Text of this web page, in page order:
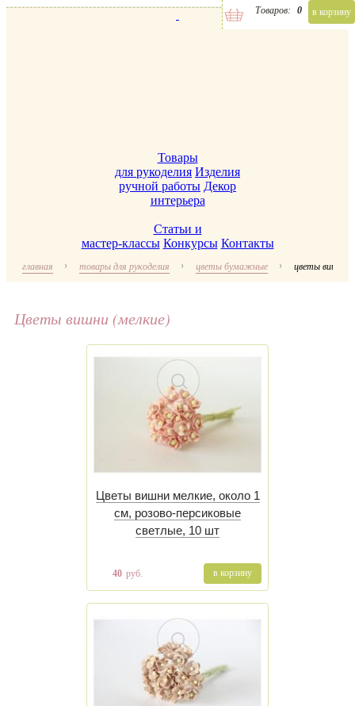
Товары
для рукоделия Изделия
ручной работы Декор
интерьера
Статьи и
мастер-классы Конкурсы Контакты
главная товары для рукоделия цветы бумажные цветы вишни
Цветы вишни (мелкие)
Цветы вишни мелкие, около 1
см, розово-персиковые
светлые, 10 шт
40 руб. в корзину
Товаров: 0 в корзину